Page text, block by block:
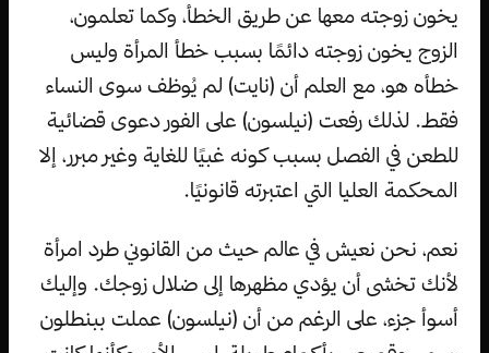
يخون زوجته معها عن طريق الخطأ، وكما تعلمون،
الزوج يخون زوجته دائمًا بسبب خطأ المرأة وليس
خطأه هو، مع العلم أن (نايت) لم يُوظف سوى النساء
فقط. لذلك رفعت (نيلسون) على الفور دعوى قضائية
للطعن في الفصل بسبب كونه غبيًا للغاية وغير مبرر، إلا
المحكمة العليا التي اعتبرته قانونيًا.
نعم، نحن نعيش في عالم حيث من القانوني طرد امرأة
لأنك تخشى أن يؤدي مظهرها إلى ضلال زوجك. وإليك
أسوأ جزء، على الرغم من أن (نيلسون) عملت ببنطلون